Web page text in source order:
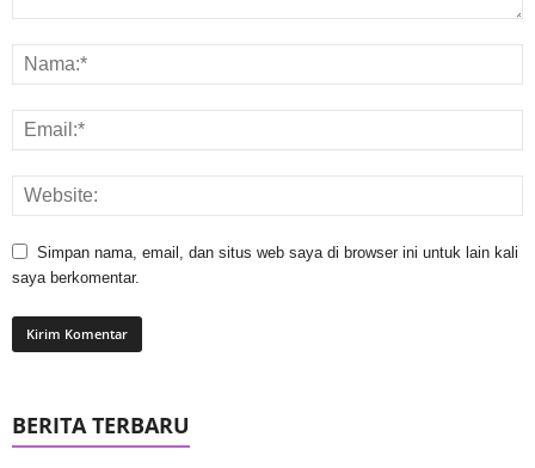
Simpan nama, email, dan situs web saya di browser ini untuk lain kali
saya berkomentar.
BERITA TERBARU